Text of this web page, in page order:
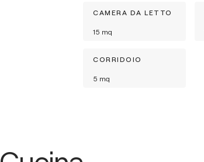
CAMERA DA LETTO
15 mq
CORRIDOIO
5 mq